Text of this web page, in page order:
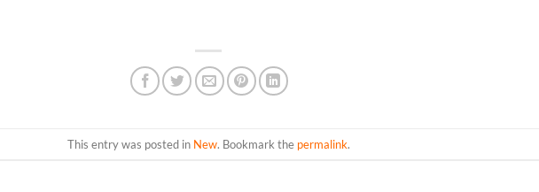
This entry was posted in New. Bookmark the permalink.